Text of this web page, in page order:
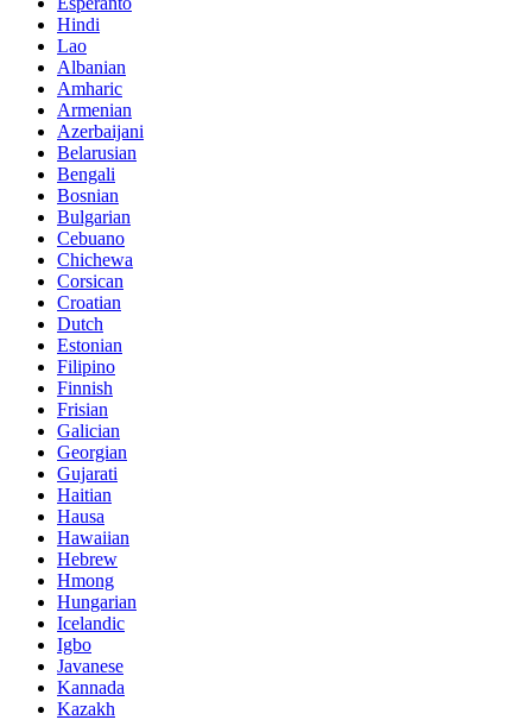
Hindi
Lao
Albanian
Amharic
Armenian
Azerbaijani
Belarusian
Bengali
Bosnian
Bulgarian
Cebuano
Chichewa
Corsican
Croatian
Dutch
Estonian
Filipino
Finnish
Frisian
Galician
Georgian
Gujarati
Haitian
Hausa
Hawaiian
Hebrew
Hmong
Hungarian
Icelandic
Igbo
Javanese
Kannada
Kazakh